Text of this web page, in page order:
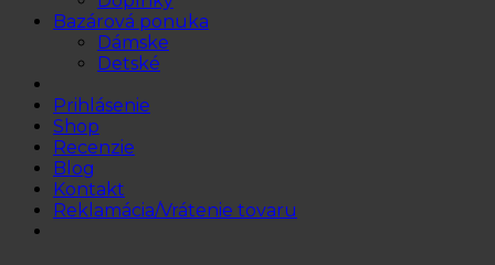
Bazárová ponuka
Dámske
Detské
Prihlásenie
Shop
Recenzie
Blog
Kontakt
Reklamácia/Vrátenie tovaru